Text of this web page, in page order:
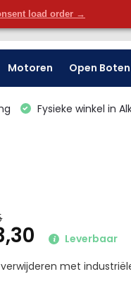
load order →
Motoren Open Boten
Fysieke winkel in
Leverbaar
met